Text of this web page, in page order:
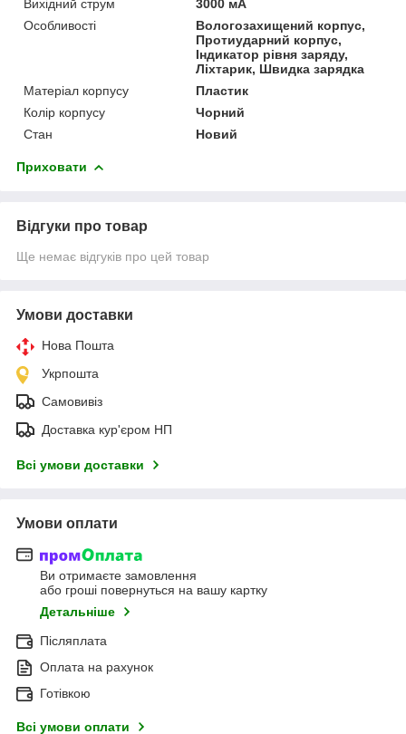
Вихідний струм
3000 мА
Особливості
Вологозахищений корпус,
Протиударний корпус,
Індикатор рівня заряду,
Ліхтарик, Швидка зарядка
Матеріал корпусу
Пластик
Колір корпусу
Чорний
Стан
Новий
Приховати
Відгуки про товар
Ще немає відгуків про цей товар
Умови доставки
Нова Пошта
Укрпошта
Самовивіз
Доставка кур'єром НП
Всі умови доставки
Умови оплати
Ви отримаєте замовлення
або гроші повернуться на вашу картку
Детальніше
Післяплата
Оплата на рахунок
Готівкою
Всі умови оплати